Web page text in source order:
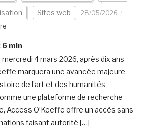
Sites web
28/05/2026
6 min
4 mars 2026, après dix ans
marquera une avancée majeure
de l’art et des humanités
une plateforme de recherche
Access O’Keeffe offre un accès sans
faisant autorité […]